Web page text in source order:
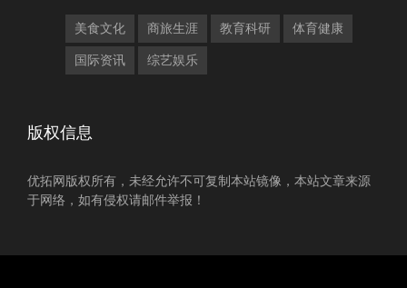
美食文化 商旅生涯 教育科研 体育健康
国际资讯 综艺娱乐
版权信息
优拓网版权所有，未经允许不可复制本站镜像，本站文章来源
于网络，如有侵权请邮件举报！